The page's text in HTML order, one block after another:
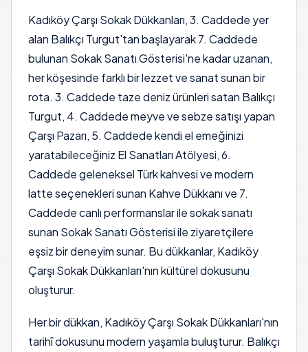
Kadıköy Çarşı Sokak Dükkanları, 3. Caddede yer
alan Balıkçı Turgut'tan başlayarak 7. Caddede
bulunan Sokak Sanatı Gösterisi'ne kadar uzanan,
her köşesinde farklı bir lezzet ve sanat sunan bir
rota. 3. Caddede taze deniz ürünleri satan Balıkçı
Turgut, 4. Caddede meyve ve sebze satışı yapan
Çarşı Pazarı, 5. Caddede kendi el emeğinizi
yaratabileceğiniz El Sanatları Atölyesi, 6.
Caddede geleneksel Türk kahvesi ve modern
latte seçenekleri sunan Kahve Dükkanı ve 7.
Caddede canlı performanslar ile sokak sanatı
sunan Sokak Sanatı Gösterisi ile ziyaretçilere
eşsiz bir deneyim sunar. Bu dükkanlar, Kadıköy
Çarşı Sokak Dükkanları'nın kültürel dokusunu
oluşturur.
Her bir dükkan, Kadıköy Çarşı Sokak Dükkanları'nın
tarihî dokusunu modern yaşamla buluşturur. Balıkçı